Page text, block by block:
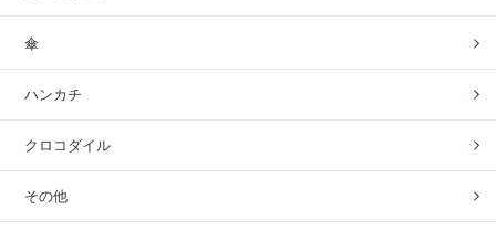
傘
ハンカチ
クロコダイル
その他